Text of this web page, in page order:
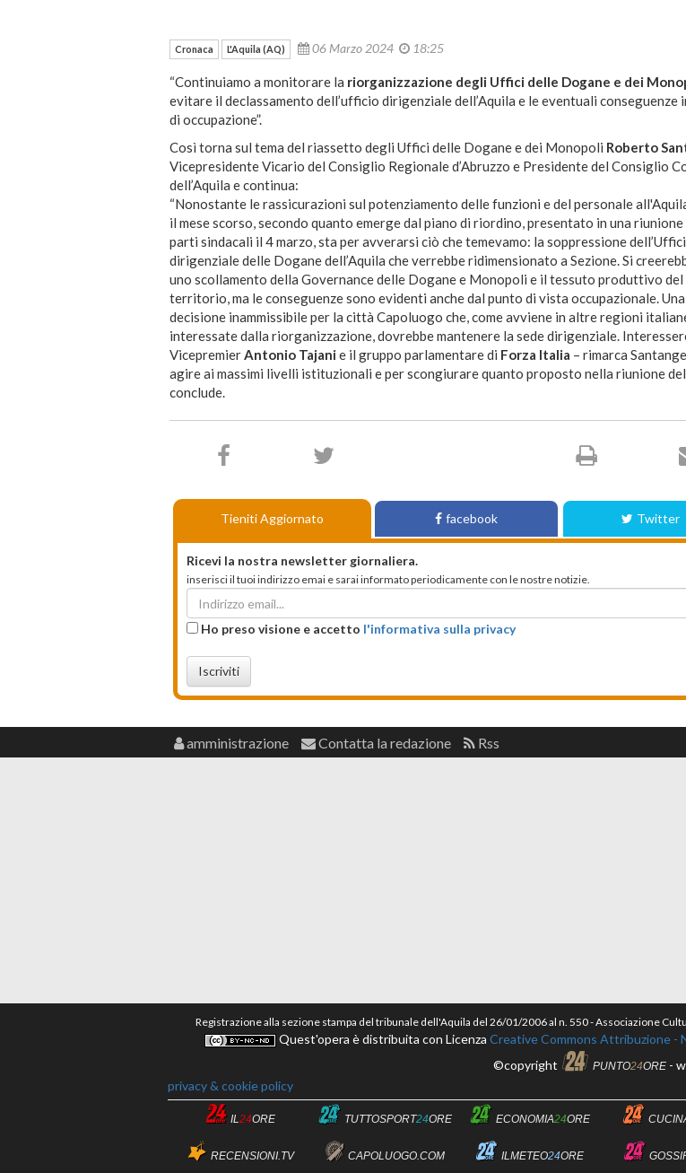
Cronaca L'Aquila (AQ) 06 Marzo 2024 18:25
“Continuiamo a monitorare la riorganizzazione degli Uffici delle Dogane e dei
evitare il declassamento dell’ufficio dirigenziale dell’Aquila e le eventuali conseguenze
di occupazione”.
Così torna sul tema del riassetto degli Uffici delle Dogane e dei Monopoli Roberto
Vicepresidente Vicario del Consiglio Regionale d’Abruzzo e Presidente del Consiglio
dell’Aquila e continua:
“Nonostante le rassicurazioni sul potenziamento delle funzioni e del personale
il mese scorso, secondo quanto emerge dal piano di riordino, presentato in una riunione
parti sindacali il 4 marzo, sta per avverarsi ciò che temevamo: la soppressione
dirigenziale delle Dogane dell’Aquila che verrebbe ridimensionato a Sezione. Si
uno scollamento della Governance delle Dogane e Monopoli e il tessuto produttivo del
territorio, ma le conseguenze sono evidenti anche dal punto di vista occupazionale. Una
decisione inammissibile per la città Capoluogo che, come avviene in altre regioni
interessate dalla riorganizzazione, dovrebbe mantenere la sede dirigenziale.
VicepremierAntonio Tajani e il gruppo parlamentare di Forza Italia – rimarca
agire ai massimi livelli istituzionali e per scongiurare quanto proposto nella riunione del
conclude.
Tieniti Aggiornato facebook Twitter
Ricevi la nostra newsletter giornaliera.
inserisci il tuoi indirizzo emai e sarai informato periodicamente con le nostre notizie.
Ho preso visione e accetto l'informativa sulla privacy
Iscriviti
amministrazione Contatta la redazione Rss
Registrazione alla sezione stampa del tribunale dell'Aquila del 26/01/2006 al n. 550 - Associazione
Quest'opera è distribuita con Licenza Creative Commons Attribuzione -
©copyright
PUNTO24ORE-
privacy & cookie policy
IL24ORE TUTTOSPORT24ORE ECONOMIA24ORE
RECENSIONI.TV CAPOLUOGO.COM ILMETEO24ORE